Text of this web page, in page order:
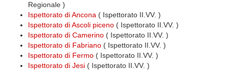
Regionale )
Ispettorato di Ancona ( Ispettorato II.VV. )
Ispettorato di Ascoli piceno ( Ispettorato II.VV. )
Ispettorato di Camerino ( Ispettorato II.VV. )
Ispettorato di Fabriano ( Ispettorato II.VV. )
Ispettorato di Fermo ( Ispettorato II.VV. )
Ispettorato di Jesi ( Ispettorato II.VV. )